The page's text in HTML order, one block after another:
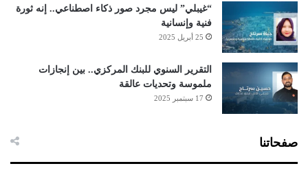
“غيبلي” ليس مجرد صور ذكاء اصطناعي.. إنه ثورة
فنية وإنسانية
25 أبريل 2025
التقرير السنوي للبنك المركزي.. بين إنجازات
ملموسة وتحديات عالقة
17 سبتمبر 2025
صفحاتنا